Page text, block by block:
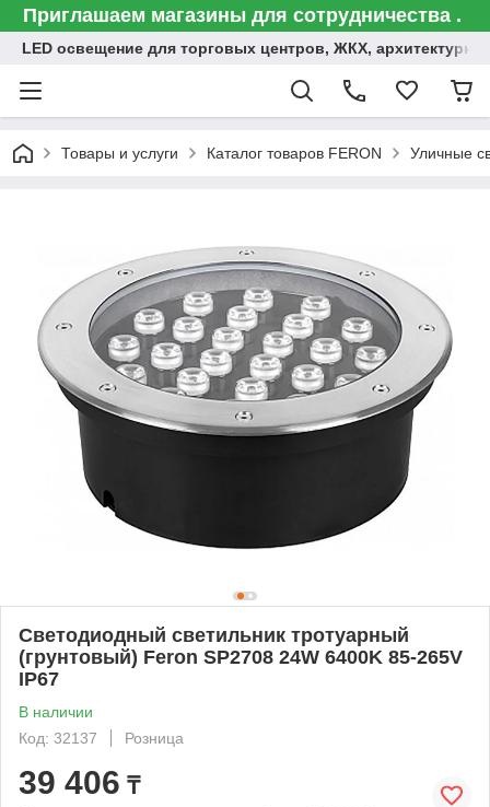
Приглашаем магазины для сотрудничества .
LED освещение для торговых центров, ЖКХ,
Товары и услуги Каталог товаров FERON Уличные
Светодиодный светильник тротуарный
(грунтовый) Feron SP2708 24W 6400K 85-265V
IP67
В наличии
Код: 32137
Розница
39 406 ₸